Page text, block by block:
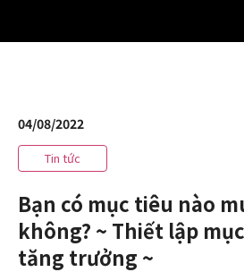
04/08/2022
Tin tức
Bạn có mục tiêu nào
không? ~ Thiết lập
tăng trưởng ~